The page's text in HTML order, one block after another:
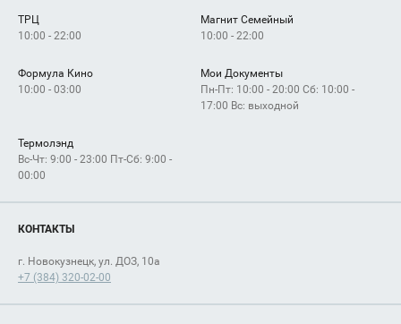
Как добраться
ТРЦ
10:00 - 22:00
Магнит Семейный
10:00 - 22:00
Формула Кино
10:00 - 03:00
Мои Документы
Пн-Пт: 10:00 - 20:00 Сб: 10:00 -
17:00 Вс: выходной
Термолэнд
Вс-Чт: 9:00 - 23:00 Пт-Сб: 9:00 -
00:00
КОНТАКТЫ
г. Новокузнецк, ул. ДОЗ, 10а
+7 (384) 320-02-00